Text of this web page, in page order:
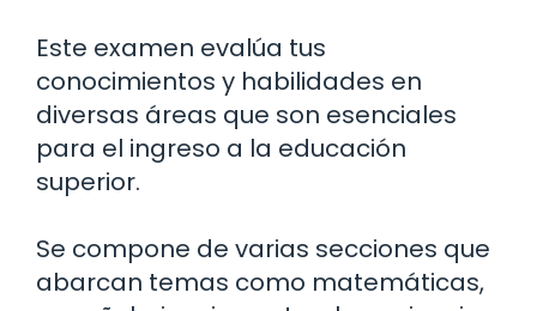
Este examen evalúa tus
conocimientos y habilidades en
diversas áreas que son esenciales
para el ingreso a la educación
superior.
Se compone de varias secciones que
abarcan temas como matemáticas,